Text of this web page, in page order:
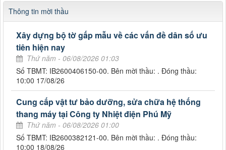
Thông tin mời thầu
Xây dựng bộ tờ gấp mẫu về các vấn đề dân số ưu
tiên hiện nay
Thứ năm - 06/08/2026 01:03
Số TBMT: IB2600406150-00. Bên mời thầu: . Đóng thầu:
10:00 17/08/26
Cung cấp vật tư bảo dưỡng, sửa chữa hệ thống
thang máy tại Công ty Nhiệt điện Phú Mỹ
Thứ năm - 06/08/2026 01:00
Số TBMT: IB2600382121-00. Bên mời thầu: . Đóng thầu:
10:00 18/08/26